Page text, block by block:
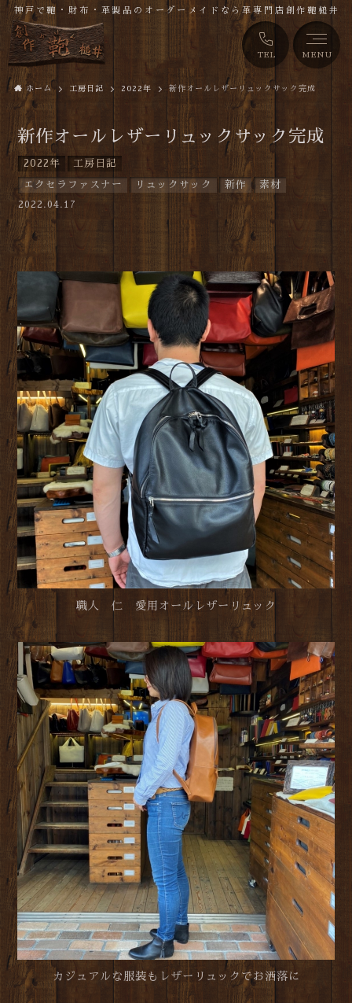
TEL MENU
神戸で鞄・財布・革製品のオーダーメイドなら革専門店創作鞄槌井
ホーム 工房日記 2022年 新作オールレザーリュックサック完成
新作オールレザーリュックサック完成
2022年 工房日記
エクセラファスナー リュックサック 新作 素材
2022.04.17
職人 仁 愛用オールレザーリュック
カジュアルな服装もレザーリュックでお洒落に